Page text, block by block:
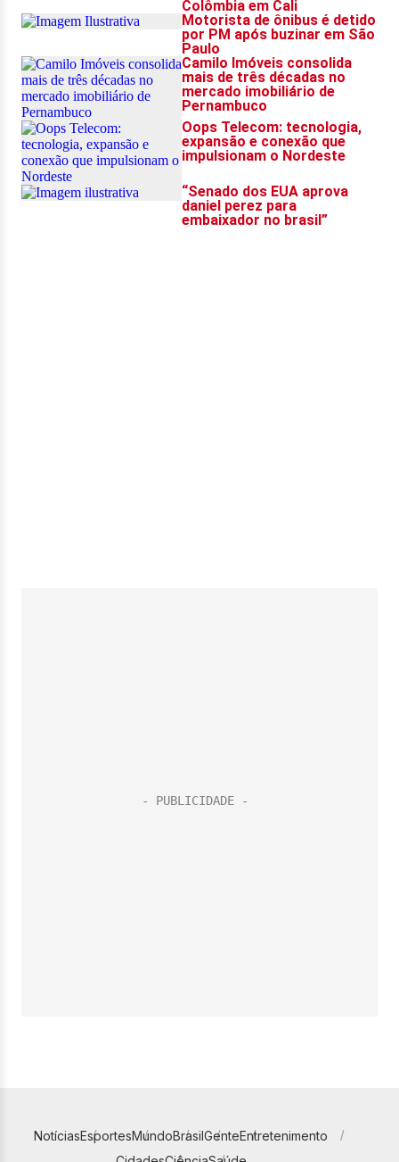
NotíciasEsportesMundoBrasilGenteEntretenimento